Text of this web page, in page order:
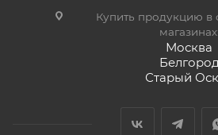
Купить продукцию
магазинах:
Москва
Старый